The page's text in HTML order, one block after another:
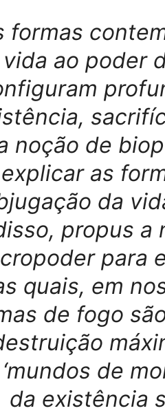
formas
vida ao poder
noção de
explicar as
da
propus a
para
quais, em
de fogo
de
da existência